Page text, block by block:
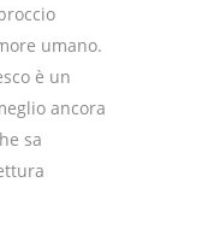
umano.
è un
ancora
sa